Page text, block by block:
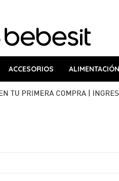
ACCESORIOS ALIMENTACIÓN